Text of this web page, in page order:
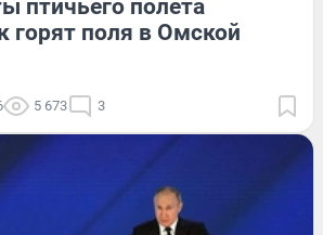
птичьего полета
горят поля в Омской
5 673 3